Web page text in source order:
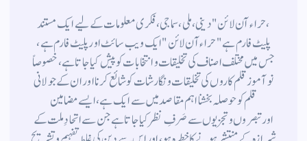
،حراء آن لائن" دینی ، ملی ، سماجی ، فکری معلومات کے لیے ایک مستند
پلیٹ فارم ہے " حراء آن لائن " ایک ویب سائٹ اور پلیٹ فارم ہے ،
جس میں مختلف اصناف کی تخلیقات و انتخابات کو پیش کیا جاتا ہے ، خصوصاً
نوآموز قلم کاروں کی تخلیقات و نگارشات کو شائع کرنا اور ان کے جولانی
قلم کوحوصلہ بخشنا اہم مقاصد میں سے ایک ہے ، ایسے مضامین
اورتبصروں وتجزیوں سے صَرفِ نظر کیا جاتاہے جن سے اتحادِ ملت کے